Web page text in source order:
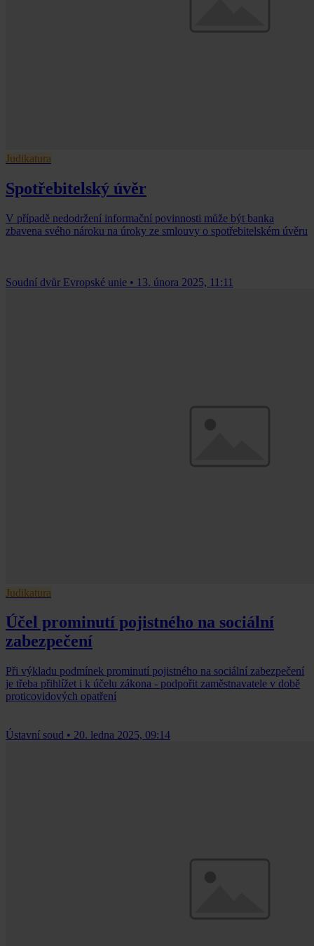
Judikatura
Spotřebitelský úvěr
V případě nedodržení informační povinnosti může být banka
zbavena svého nároku na úroky ze smlouvy o spotřebitelském úvěru
Soudní dvůr Evropské unie • 13. února 2025, 11:11
Judikatura
Účel prominutí pojistného na sociální
zabezpečení
Při výkladu podmínek prominutí pojistného na sociální zabezpečení
je třeba přihlížet i k účelu zákona - podpořit zaměstnavatele v době
proticovidových opatření
Ústavní soud • 20. ledna 2025, 09:14